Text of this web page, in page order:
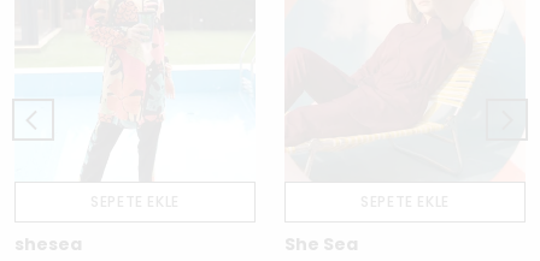
shesea She Sea